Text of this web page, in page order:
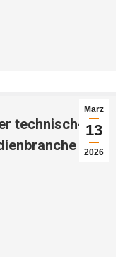
März
13
2026
technisch-